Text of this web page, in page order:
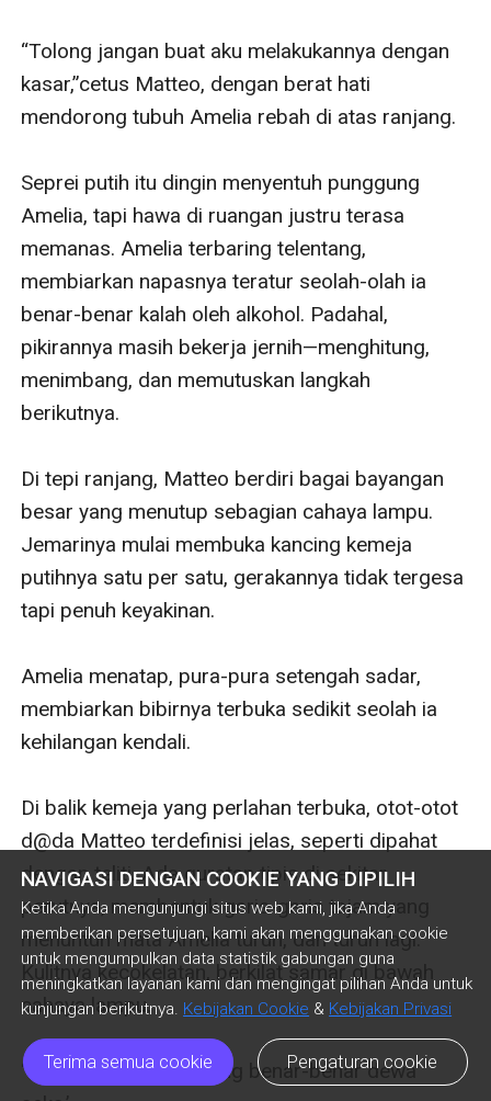
NAVIGASI DENGAN COOKIE YANG DIPILIH
Ketika Anda mengunjungi situs web kami, jika Anda
memberikan persetujuan, kami akan menggunakan cookie
untuk mengumpulkan data statistik gabungan guna
meningkatkan layanan kami dan mengingat pilihan Anda untuk
kunjungan berikutnya. Kebijakan Cookie & Kebijakan Privasi
Terima semua cookie Pengaturan cookie
“Tolong jangan buat aku melakukannya dengan
kasar,”cetus Matteo, dengan berat hati
mendorong tubuh Amelia rebah di atas ranjang.
Seprei putih itu dingin menyentuh punggung
Amelia, tapi hawa di ruangan justru terasa
memanas. Amelia terbaring telentang,
membiarkan napasnya teratur seolah-olah ia
benar-benar kalah oleh alkohol. Padahal,
pikirannya masih bekerja jernih—menghitung,
menimbang, dan memutuskan langkah
berikutnya.
Di tepi ranjang, Matteo berdiri bagai bayangan
besar yang menutup sebagian cahaya lampu.
Jemarinya mulai membuka kancing kemeja
putihnya satu per satu, gerakannya tidak tergesa
tapi penuh keyakinan.
Amelia menatap, pura-pura setengah sadar,
membiarkan bibirnya terbuka sedikit seolah ia
kehilangan kendali.
Di balik kemeja yang perlahan terbuka, otot-otot
d@da Matteo terdefinisi jelas, seperti dipahat
dengan teliti. Ada guratan tipis di sekitar
perutnya, membentuk garis-garis tajam yang
menuntun mata Amelia turun, dan turun lagi.
Kulitnya kecokelatan, berkilat samar di bawah
cahaya lampu.
‘Ya Tuhan… Dia memang benar-benar dewa